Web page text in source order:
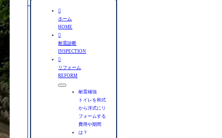
検

ホーム
HOME

耐震診断
INSPECTION

リフォーム
REFORM
耐震補強
トイレを和式
から洋式にリ
フォームする
費用や期間
は？